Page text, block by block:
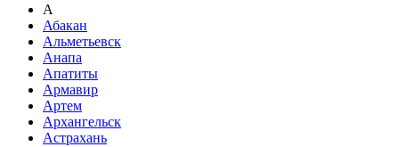
А
Абакан
Альметьевск
Анапа
Апатиты
Армавир
Артем
Архангельск
Астрахань